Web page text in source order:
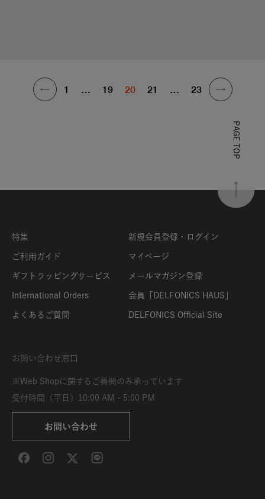
1 … 19 20 21 … 23
PAGE TOP
特集
ご利用ガイド
ギフトラッピングサービス
International Orders
よくあるご質問
新規会員登録・ログイン
マイページ
メールマガジン登録
会員「DELFONICS HAUS」
DELFONICS Official Site
お問い合わせ窓口
※Web Shopに関するご質問のみ承っています
受付時間（平日）10:00 AM - 5:00 PM
お問い合わせ